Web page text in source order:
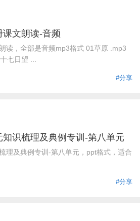
文朗读-音频
读，全部是音频mp3格式 01草原 .mp3
七日望 ...
#分享
识梳理及典例专训-第八单元
理及典例专训-第八单元，ppt格式，适合
#分享